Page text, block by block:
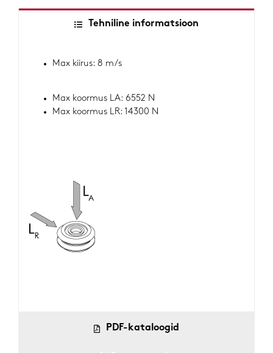
Tehniline informatsioon
Max kiirus: 8 m/s
Max koormus LA: 6552 N
Max koormus LR: 14300 N
PDF-kataloogid